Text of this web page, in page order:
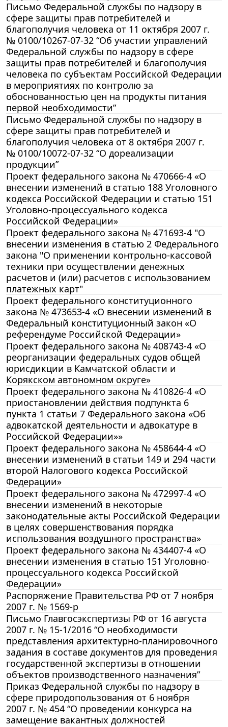
Письмо Федеральной службы по надзору в
сфере защиты прав потребителей и
благополучия человека от 11 октября 2007 г.
№ 0100/10267-07-32 “Об участии управлений
Федеральной службы по надзору в сфере
защиты прав потребителей и благополучия
человека по субъектам Российской Федерации
в мероприятиях по контролю за
обоснованностью цен на продукты питания
первой необходимости”
Письмо Федеральной службы по надзору в
сфере защиты прав потребителей и
благополучия человека от 8 октября 2007 г.
№ 0100/10072-07-32 “О дореализации
продукции”
Проект федерального закона № 470666-4 «О
внесении изменений в статью 188 Уголовного
кодекса Российской Федерации и статью 151
Уголовно-процессуального кодекса
Российской Федерации»
Проект федерального закона № 471693-4 "О
внесении изменения в статью 2 Федерального
закона "О применении контрольно-кассовой
техники при осуществлении денежных
расчетов и (или) расчетов с использованием
платежных карт"
Проект федерального конституционного
закона № 473653-4 «О внесении изменений в
Федеральный конституционный закон «О
референдуме Российской Федерации»
Проект федерального закона № 408743-4 «О
реорганизации федеральных судов общей
юрисдикции в Камчатской области и
Корякском автономном округе»
Проект федерального закона № 410826-4 «О
приостановлении действия подпункта 6
пункта 1 статьи 7 Федерального закона «Об
адвокатской деятельности и адвокатуре в
Российской Федерации»»
Проект федерального закона № 458644-4 «О
внесении изменений в статьи 149 и 294 части
второй Налогового кодекса Российской
Федерации»
Проект федерального закона № 472997-4 «О
внесении изменений в некоторые
законодательные акты Российской Федерации
в целях совершенствования порядка
использования воздушного пространства»
Проект федерального закона № 434407-4 «О
внесении изменения в статью 151 Уголовно-
процессуального кодекса Российской
Федерации»
Распоряжение Правительства РФ от 7 ноября
2007 г. № 1569-р
Письмо Главгосэкспертизы РФ от 16 августа
2007 г. № 15-1/2016 “О необходимости
представления архитектурно-планировочного
задания в составе документов для проведения
государственной экспертизы в отношении
объектов производственного назначения”
Приказ Федеральной службы по надзору в
сфере природопользования от 6 ноября
2007 г. № 454 “О проведении конкурса на
замещение вакантных должностей